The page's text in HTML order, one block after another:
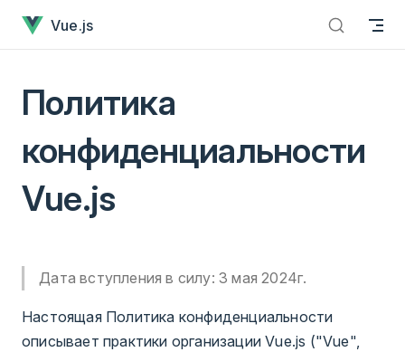
Skip to content
Vue.js
Политика
конфиденциальности
Vue.js
Дата вступления в силу: 3 мая 2024г.
Настоящая Политика конфиденциальности
описывает практики организации Vue.js ("Vue",